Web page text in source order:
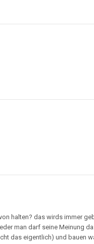
halten? das wirds immer
man darf seine Meinung
das eigentlich) und bauen